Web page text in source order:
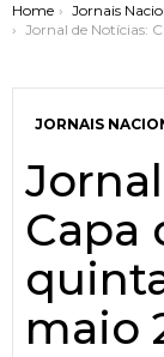
You are here:
Home
Jornais
Jornal de Notícias:
JORNAIS
Capa
maio